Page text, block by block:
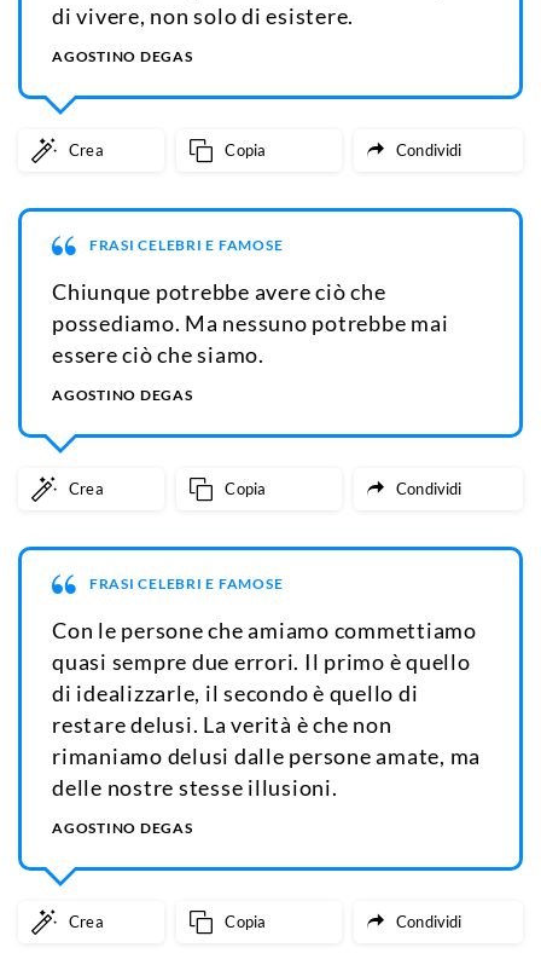
di vivere, non solo di esistere.
AGOSTINO DEGAS
Crea Copia Condividi
FRASI CELEBRI E FAMOSE
Chiunque potrebbe avere ciò che
possediamo. Ma nessuno potrebbe mai
essere ciò che siamo.
AGOSTINO DEGAS
Crea Copia Condividi
FRASI CELEBRI E FAMOSE
Con le persone che amiamo commettiamo
quasi sempre due errori. Il primo è quello
di idealizzarle, il secondo è quello di
restare delusi. La verità è che non
rimaniamo delusi dalle persone amate, ma
delle nostre stesse illusioni.
AGOSTINO DEGAS
Crea Copia Condividi